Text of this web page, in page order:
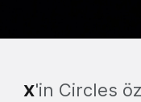
X'in Circles